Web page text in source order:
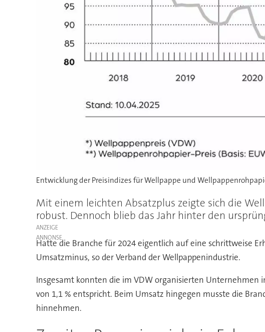
Entwicklung der Preisindizes für Wellpappe und
Mit einem leichten Absatzplus zeigte sich die
robust. Dennoch blieb das Jahr hinter den
ANZEIGE
Hatte die Branche für 2024 eigentlich auf eine schrittweise
Umsatzminus, so der Verband der Wellpappenindustrie.
Insgesamt konnten die im VDW organisierten Unternehmen
von 1,1 % entspricht. Beim Umsatz hingegen musste die
hinnehmen.